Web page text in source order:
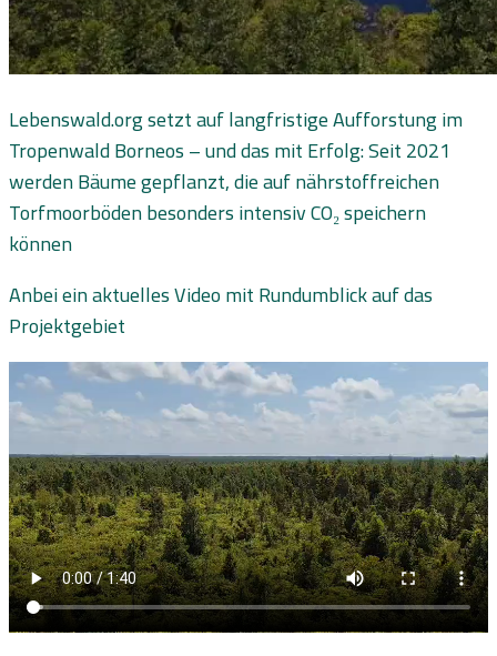
Lebenswald.org setzt auf langfristige Aufforstung im
Tropenwald Borneos – und das mit Erfolg: Seit 2021
werden Bäume gepflanzt, die auf nährstoffreichen
Torfmoorböden besonders intensiv CO₂ speichern
können
Anbei ein aktuelles Video mit Rundumblick auf das
Projektgebiet